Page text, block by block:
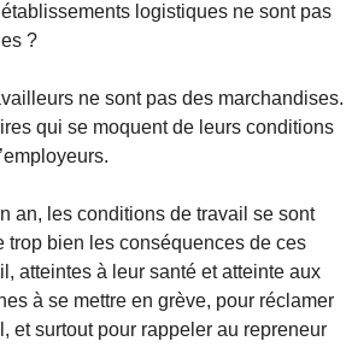
logistiques ne sont pas
?
ne sont pas des marchandises.
qui se moquent de leurs conditions
an, les conditions de travail se sont
bien les conséquences de ces
atteintes à leur santé et atteinte aux
à se mettre en grève, pour réclamer
et surtout pour rappeler au repreneur